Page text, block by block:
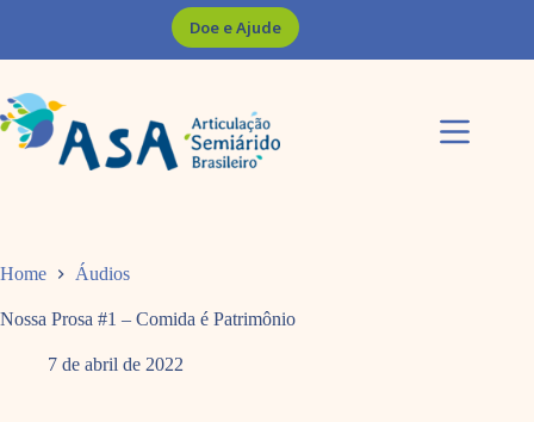
Doe e Ajude
Home Áudios
Nossa Prosa #1 – Comida é Patrimônio
7 de abril de 2022